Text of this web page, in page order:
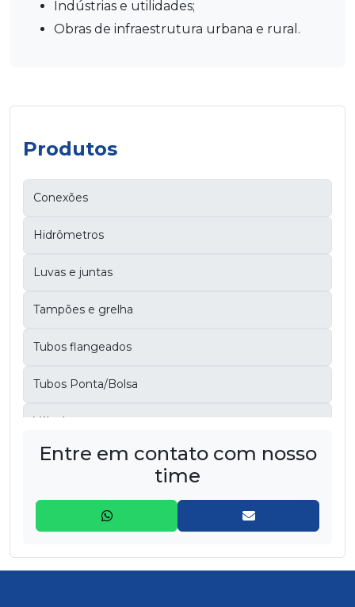
Indústrias e utilidades;
Obras de infraestrutura urbana e rural.
Produtos
Conexões
Hidrômetros
Luvas e juntas
Tampões e grelha
Tubos flangeados
Tubos Ponta/Bolsa
Válvulas
Entre em contato com nosso
time